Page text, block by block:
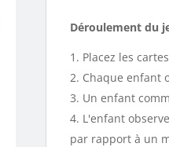
Déroulement du
Placez les
Chaque enfant
Un enfant
L'enfant
par rapport à un